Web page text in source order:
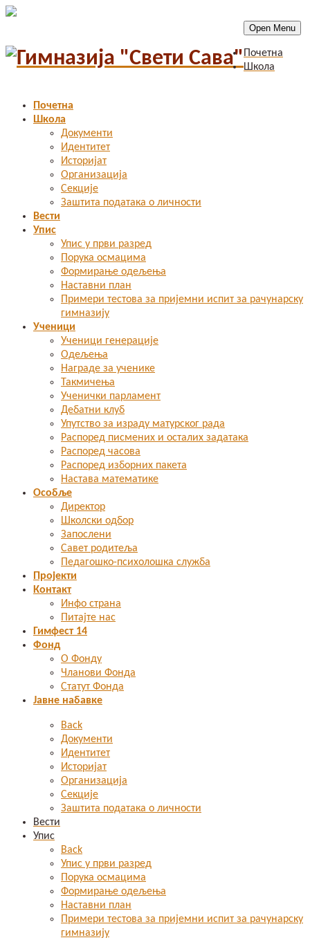
Почетна
Школа
Документи
Идентитет
Историјат
Организација
Секције
Заштита података о личности
Вести
Упис
Упис у први разред
Порука осмацима
Формирање одељења
Наставни план
Примери тестова за пријемни испит за рачунарску
гимназију
Ученици
Ученици генерације
Одељења
Награде за ученике
Такмичења
Ученички парламент
Дебатни клуб
Упутство за израду матурског рада
Распоред писмених и осталих задатака
Распоред часова
Распоред изборних пакета
Настава математике
Особље
Директор
Школски одбор
Запослени
Савет родитеља
Педагошко-психолошка служба
Пројекти
Контакт
Инфо страна
Питајте нас
Гимфест 14
Фонд
О Фонду
Чланови Фонда
Статут Фонда
Јавне набавке
Open Menu
Почетна
Школа
Back
Документи
Идентитет
Историјат
Организација
Секције
Заштита података о личности
Вести
Упис
Back
Упис у први разред
Порука осмацима
Формирање одељења
Наставни план
Примери тестова за пријемни испит за рачунарску
гимназију